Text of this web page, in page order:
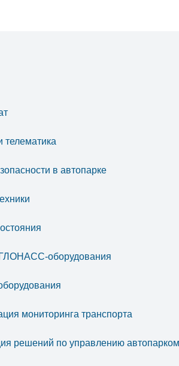
телематика
в автопарке
оборудования
мониторинга транспорта
решений по управлению автопарком